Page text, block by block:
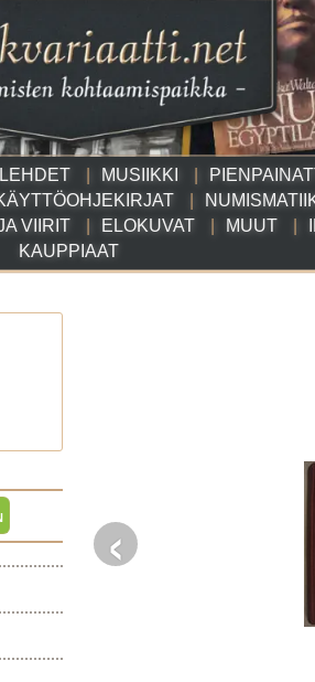
LEHDET MUSIIKKI
VIIRIT ELOKUVAT MUUT
KAUPPIAAT
‹